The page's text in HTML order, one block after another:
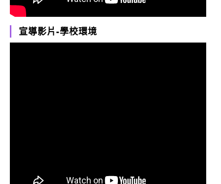
宣導影片-學校環境